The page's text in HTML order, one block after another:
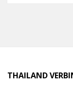
THAILAND